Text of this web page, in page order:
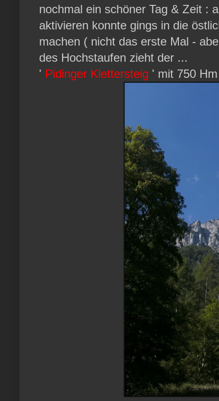
nochmal ein schöner Tag & Zeit :
aktivieren konnte gings in die
machen ( nicht das erste Mal -
des Hochstaufen zieht der ...
' Pidinger Klettersteig ' mit 750